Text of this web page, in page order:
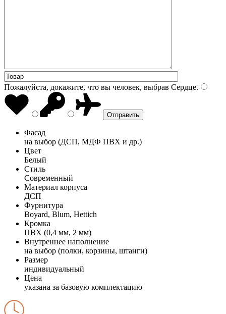
Пожалуйста, докажите, что вы человек, выбрав Сердце.
Фасад
на выбор (ДСП, МДФ ПВХ и др.)
Цвет
Белый
Стиль
Современный
Материал корпуса
ДСП
Фурнитура
Boyard, Blum, Hettich
Кромка
ПВХ (0,4 мм, 2 мм)
Внутреннее наполнение
на выбор (полки, корзины, штанги)
Размер
индивидуальный
Цена
указана за базовую комплектацию